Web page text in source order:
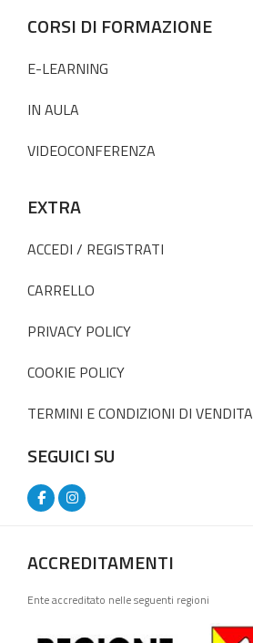
CORSI DI FORMAZIONE
E-LEARNING
IN AULA
VIDEOCONFERENZA
EXTRA
ACCEDI / REGISTRATI
CARRELLO
PRIVACY POLICY
COOKIE POLICY
TERMINI E CONDIZIONI DI VENDITA
SEGUICI SU
ACCREDITAMENTI
Ente accreditato nelle seguenti regioni